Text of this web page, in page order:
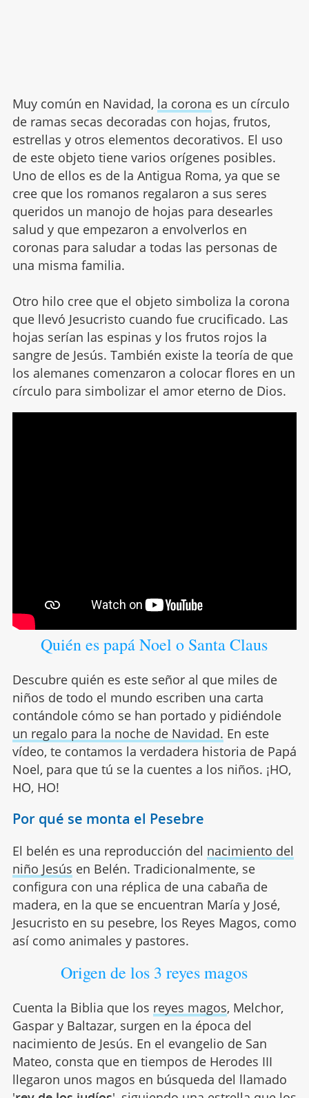
Muy común en Navidad, la corona es un círculo
de ramas secas decoradas con hojas, frutos,
estrellas y otros elementos decorativos. El uso
de este objeto tiene varios orígenes posibles.
Uno de ellos es de la Antigua Roma, ya que se
cree que los romanos regalaron a sus seres
queridos un manojo de hojas para desearles
salud y que empezaron a envolverlos en
coronas para saludar a todas las personas de
una misma familia.
Otro hilo cree que el objeto simboliza la corona
que llevó Jesucristo cuando fue crucificado. Las
hojas serían las espinas y los frutos rojos la
sangre de Jesús. También existe la teoría de que
los alemanes comenzaron a colocar flores en un
círculo para simbolizar el amor eterno de Dios.
Quién es papá Noel o Santa Claus
Descubre quién es este señor al que miles de
niños de todo el mundo escriben una carta
contándole cómo se han portado y pidiéndole
un regalo para la noche de Navidad. En este
vídeo, te contamos la verdadera historia de Papá
Noel, para que tú se la cuentes a los niños. ¡HO,
HO, HO!
Por qué se monta el Pesebre
El belén es una reproducción del nacimiento del
niño Jesús en Belén. Tradicionalmente, se
configura con una réplica de una cabaña de
madera, en la que se encuentran María y José,
Jesucristo en su pesebre, los Reyes Magos, como
así como animales y pastores.
Origen de los 3 reyes magos
Cuenta la Biblia que los reyes magos, Melchor,
Gaspar y Baltazar, surgen en la época del
nacimiento de Jesús. En el evangelio de San
Mateo, consta que en tiempos de Herodes III
llegaron unos magos en búsqueda del llamado